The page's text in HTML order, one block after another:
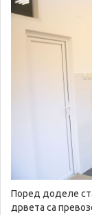
Поред доделе
дрвета са